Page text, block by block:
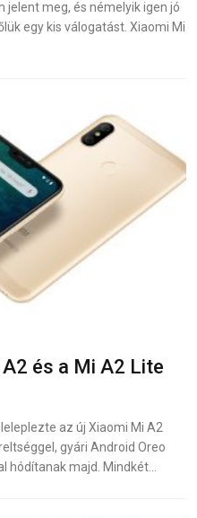
jelent meg, és némelyik igen jó
egy kis válogatást. Xiaomi Mi
és a Mi A2 Lite
az új Xiaomi Mi A2
gyári Android Oreo
hódítanak majd. Mindkét…